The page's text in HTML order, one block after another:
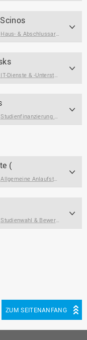
Haus- & Abschlussarbeiten
Studierende IT-Dienste & -Unterstützung
Studierende mit Studienfinanzierung & Wohnen
(
,International
Allgemeine Anlaufstellen
,Studierende am Ende
Studienwahl & Bewerbung
ZUM SEITENANFANG